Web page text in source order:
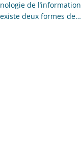
de
deux formes de…